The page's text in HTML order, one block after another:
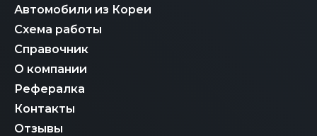
Автомобили из Кореи
Схема работы
Справочник
О компании
Рефералка
Контакты
Отзывы